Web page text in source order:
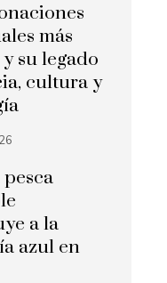
más
su legado
cultura y
a la
azul en